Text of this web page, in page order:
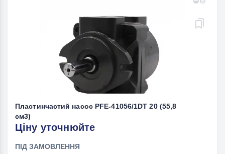
Пластинчастий насос PFE-41056/1DT 20 (55,8
см3)
Ціну уточнюйте
ПІД ЗАМОВЛЕННЯ